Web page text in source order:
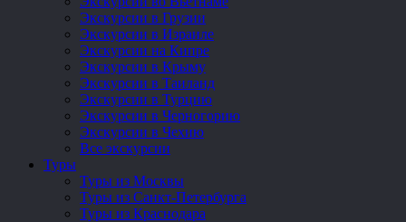
Экскурсии в Грузии
Экскурсии в Израиле
Экскурсии на Кипре
Экскурсии в Крыму
Экскурсии в Таиланд
Экскурсии в Турцию
Экскурсии в Черногорию
Экскурсии в Чехию
Все экскурсии
Туры
Туры из Москвы
Туры из Санкт-Петербурга
Туры из Краснодара